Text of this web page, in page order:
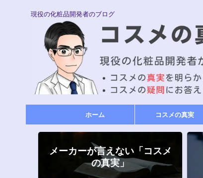
現役の化粧品開発者のブログ
ホーム コスメの真実
メーカーが言えない「コスメ
の真実」